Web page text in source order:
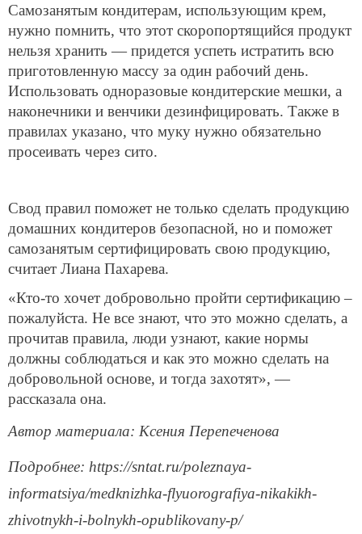
Самозанятым кондитерам, использующим крем,
нужно помнить, что этот скоропортящийся продукт
нельзя хранить — придется успеть истратить всю
приготовленную массу за один рабочий день.
Использовать одноразовые кондитерские мешки, а
наконечники и венчики дезинфицировать. Также в
правилах указано, что муку нужно обязательно
просеивать через сито.
Свод правил поможет не только сделать продукцию
домашних кондитеров безопасной, но и поможет
самозанятым сертифицировать свою продукцию,
считает Лиана Пахарева.
«Кто-то хочет добровольно пройти сертификацию –
пожалуйста. Не все знают, что это можно сделать, а
прочитав правила, люди узнают, какие нормы
должны соблюдаться и как это можно сделать на
добровольной основе, и тогда захотят», —
рассказала она.
Автор материала: Ксения Перепеченова
Подробнее: https://sntat.ru/poleznaya-
informatsiya/medknizhka-flyuorografiya-nikakikh-
zhivotnykh-i-bolnykh-opublikovany-p/